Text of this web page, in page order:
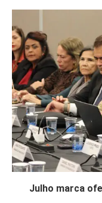
Julho marca